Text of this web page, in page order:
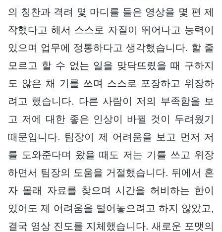
의 칭찬과 격려 몇 마디를 들은 영상을 몇 편 제
작했다고 해서 스스로 자질이 뛰어나고 능력이
있으며 업무에 정통하다고 생각했습니다. 할 줄
모르고 할 수 없는 일을 맞닥뜨렸을 때 구하지
도 않은 채 기를 쓰며 스스로 포장하고 위장하
려고 했습니다. 다른 사람이 저의 부족함을 보
고 저에 대한 좋은 인상이 바뀔 것이 두려웠기
때문입니다. 팀장이 제 어려움을 보고 먼저 저
를 도와준다며 왔을 때도 저는 기를 쓰고 위장
하면서 팀장의 도움을 거절했습니다. 뒤에서 혼
자 몰래 자료를 찾으며 시간을 허비하는 한이
있어도 제 어려움을 털어놓으려고 하지 않았고,
결국 영상 진도를 지체했습니다. 새로운 포맷의